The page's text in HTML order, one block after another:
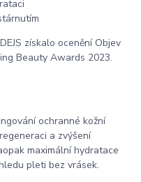
získalo ocenění Objev
Beauty Awards 2023.
ochranné kožní
a zvýšení
maximální hydratace
pleti bez vrásek.